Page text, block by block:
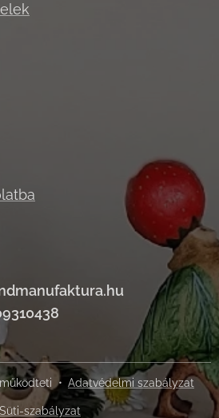
működteti Adatvédelmi szabályzat
Süti-szabályzat